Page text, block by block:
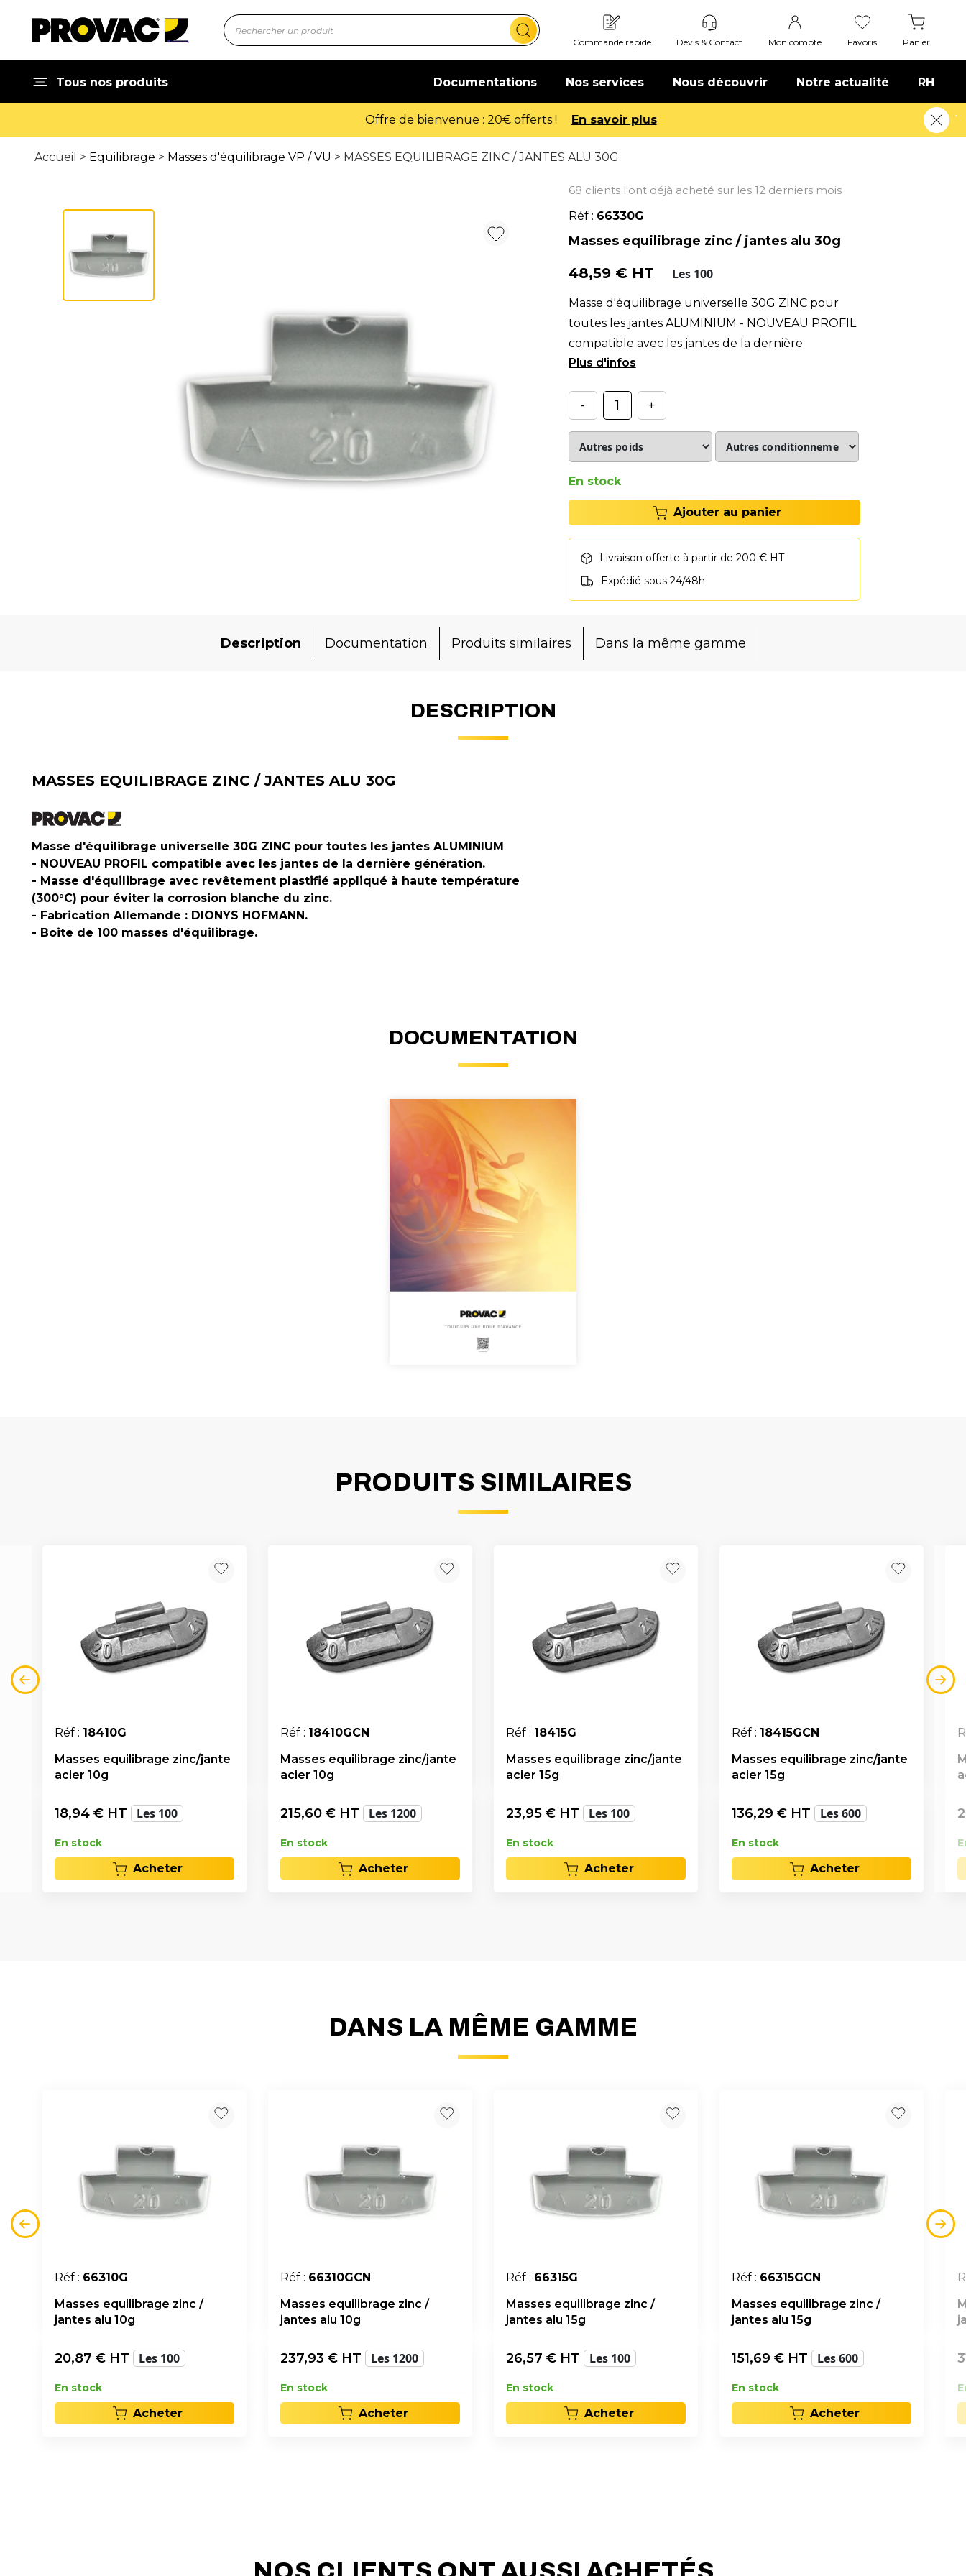
Commande rapide Devis & Contact Mon compte Favoris Panier
Tous nos produits Documentations Nos services Nous découvrir Notre actualité RH
Offre de bienvenue : 20€ offerts ! En savoir plus
Accueil > Equilibrage > Masses d'équilibrage VP / VU > MASSES EQUILIBRAGE ZINC / JANTES ALU 30G
68 clients l'ont déjà acheté sur les 12 derniers mois
Réf : 66330G
Masses equilibrage zinc / jantes alu 30g
48,59 € HT Les 100
Masse d'équilibrage universelle 30G ZINC pour
toutes les jantes ALUMINIUM - NOUVEAU PROFIL
compatible avec les jantes de la dernière
génération.
- +
En stock
Ajouter au panier
Livraison offerte à partir de 200 € HT
Expédié sous 24/48h
Description Documentation Produits similaires Dans la même gamme
DESCRIPTION
MASSES EQUILIBRAGE ZINC / JANTES ALU 30G
Masse d'équilibrage universelle 30G ZINC pour toutes les jantes ALUMINIUM
- NOUVEAU PROFIL compatible avec les jantes de la dernière génération.
- Masse d'équilibrage avec revêtement plastifié appliqué à haute température
(300°C) pour éviter la corrosion blanche du zinc.
- Fabrication Allemande : DIONYS HOFMANN.
- Boite de 100 masses d'équilibrage.
DOCUMENTATION
PRODUITS SIMILAIRES
Réf : 18410G
Masses equilibrage zinc/jante
acier 10g
18,94 € HT Les 100
En stock
Acheter
Réf : 18410GCN
Masses equilibrage zinc/jante
acier 10g
215,60 € HT Les 1200
En stock
Acheter
Réf : 18415G
Masses equilibrage zinc/jante
acier 15g
23,95 € HT Les 100
En stock
Acheter
Réf : 18415GCN
Masses equilibrage zinc/jante
acier 15g
136,29 € HT Les 600
En stock
Acheter
DANS LA MÊME GAMME
Réf : 66310G
Masses equilibrage zinc /
jantes alu 10g
20,87 € HT Les 100
En stock
Acheter
Réf : 66310GCN
Masses equilibrage zinc /
jantes alu 10g
237,93 € HT Les 1200
En stock
Acheter
Réf : 66315G
Masses equilibrage zinc /
jantes alu 15g
26,57 € HT Les 100
En stock
Acheter
Réf : 66315GCN
Masses equilibrage zinc /
jantes alu 15g
151,69 € HT Les 600
En stock
Acheter